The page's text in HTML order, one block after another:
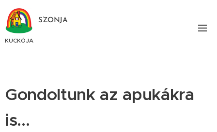
SZONJA
KUCKÓJA
Gondoltunk az apukákra
is...